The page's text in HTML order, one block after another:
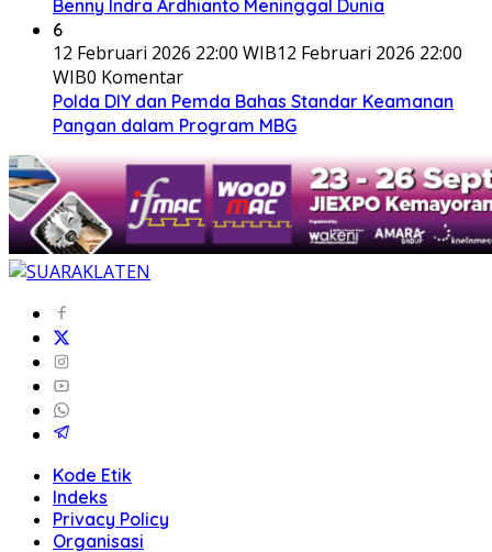
Benny Indra Ardhianto Meninggal Dunia
6
12 Februari 2026 22:00 WIB12 Februari 2026 22:00
WIB0 Komentar
Polda DIY dan Pemda Bahas Standar Keamanan
Pangan dalam Program MBG
Kode Etik
Indeks
Privacy Policy
Organisasi